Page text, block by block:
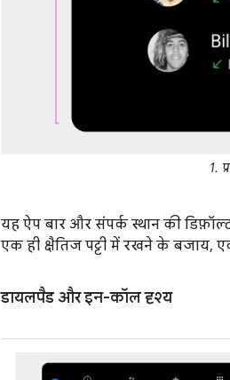
1.
यह ऐप बार और संपर्क स्थान की
एक ही क्षैतिज पट्टी में रखने के
डायलपैड और इन-कॉल दृश्य